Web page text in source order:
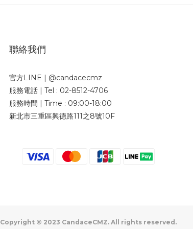
聯絡我們
官方LINE | @candacecmz
服務電話 | Tel : 02-8512-4706
服務時間 | Time : 09:00-18:00
新北市三重區興德路111之8號10F
Copyright © 2023 CandaceCMZ. All rights reserved.